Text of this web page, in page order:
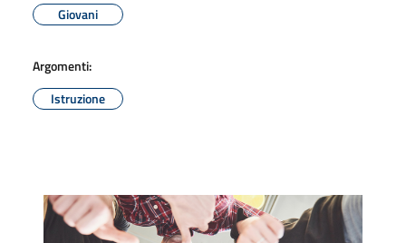
Giovani
Argomenti:
Istruzione